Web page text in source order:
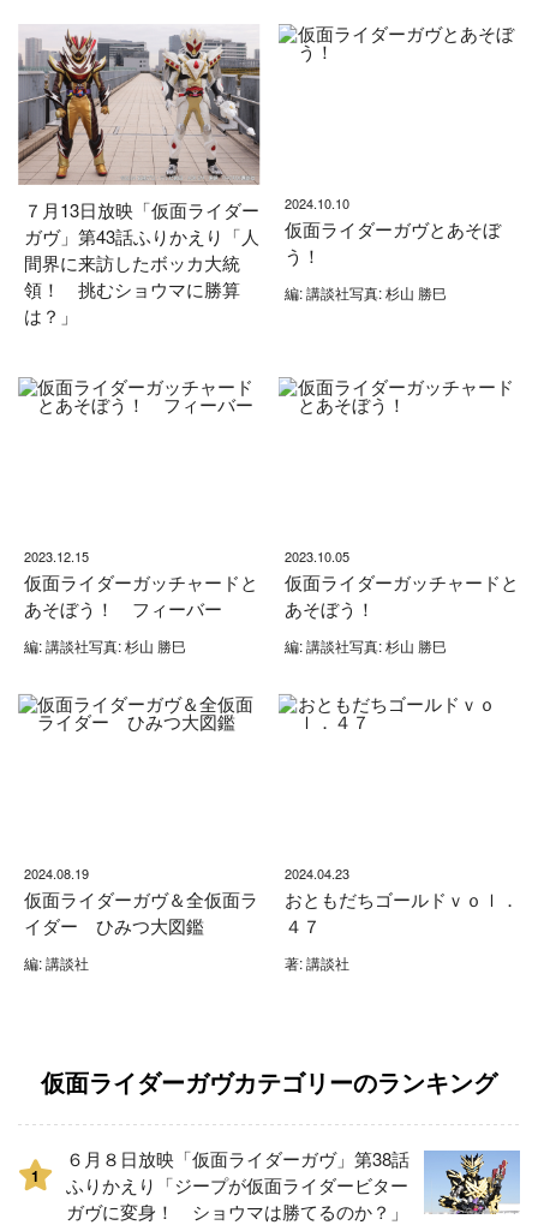
７月13日放映「仮面ライダー
ガヴ」第43話ふりかえり「人
間界に来訪したボッカ大統
領！ 挑むショウマに勝算
は？」
2024.10.10
仮面ライダーガヴとあそぼ
う！
編: 講談社写真: 杉山 勝巳
2023.12.15
仮面ライダーガッチャードと
あそぼう！ フィーバー
編: 講談社写真: 杉山 勝巳
2023.10.05
仮面ライダーガッチャードと
あそぼう！
編: 講談社写真: 杉山 勝巳
2024.08.19
仮面ライダーガヴ＆全仮面ラ
イダー ひみつ大図鑑
編: 講談社
2024.04.23
おともだちゴールドｖｏｌ．
４７
著: 講談社
仮面ライダーガヴカテゴリーのランキング
1
６月８日放映「仮面ライダーガヴ」第38話
ふりかえり「ジープが仮面ライダービター
ガヴに変身！ ショウマは勝てるのか？」